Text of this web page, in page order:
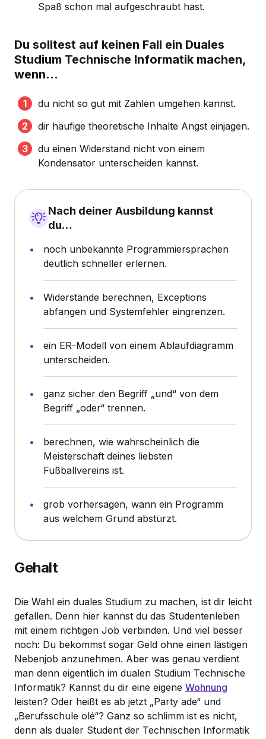
Spaß schon mal aufgeschraubt hast.
Du solltest auf keinen Fall ein Duales
Studium Technische Informatik machen,
wenn...
du nicht so gut mit Zahlen umgehen kannst.
dir häufige theoretische Inhalte Angst einjagen.
du einen Widerstand nicht von einem
Kondensator unterscheiden kannst.
Nach deiner Ausbildung kannst
du…
noch unbekannte Programmiersprachen
deutlich schneller erlernen.
Widerstände berechnen, Exceptions
abfangen und Systemfehler eingrenzen.
ein ER-Modell von einem Ablaufdiagramm
unterscheiden.
ganz sicher den Begriff „und“ von dem
Begriff „oder“ trennen.
berechnen, wie wahrscheinlich die
Meisterschaft deines liebsten
Fußballvereins ist.
grob vorhersagen, wann ein Programm
aus welchem Grund abstürzt.
Gehalt
Die Wahl ein duales Studium zu machen, ist dir leicht
gefallen. Denn hier kannst du das Studentenleben
mit einem richtigen Job verbinden. Und viel besser
noch: Du bekommst sogar Geld ohne einen lästigen
Nebenjob anzunehmen. Aber was genau verdient
man denn eigentlich im dualen Studium Technische
Informatik? Kannst du dir eine eigene Wohnung
leisten? Oder heißt es ab jetzt „Party ade“ und
„Berufsschule olé“? Ganz so schlimm ist es nicht,
denn als dualer Student der Technischen Informatik